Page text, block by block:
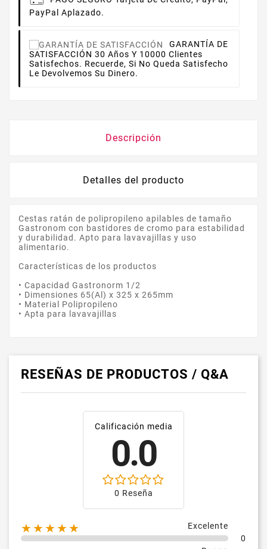
PayPal Aplazado.
GARANTÍA DE
SATISFACCIÓN 30 Años Y 10000 Clientes
Satisfechos. Recuerde, Si No Queda Satisfecho
Le Devolvemos Su Dinero.
Descripción
Detalles del producto
Cestas ratán de polipropileno apilables de tamaño
Gastronom con bastidores de cromo para estabilidad
y durabilidad. Apto para lavavajillas y uso
alimentario.
Características de los productos
• Capacidad Gastronorm 1/2
• Dimensiones 65(Al) x 325 x 265mm
• Material Polipropileno
• Apta para lavavajillas
RESEÑAS DE PRODUCTOS / Q&A
Calificación media
0.0
0 Reseña
★★★★★
Excelente
0